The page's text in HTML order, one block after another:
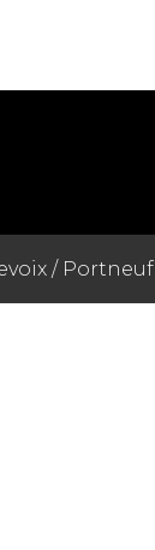
/ Portneuf